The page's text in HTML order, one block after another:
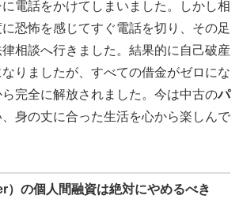
電話をかけてしまいました。しかし相
恐怖を感じてすぐ電話を切り、その足
相談へ行きました。結果的に自己破産
りましたが、すべての借金がゼロにな
完全に解放されました。今は中古のパ
身の丈に合った生活を心から楽しんで
の個人間融資は絶対にやめるべき